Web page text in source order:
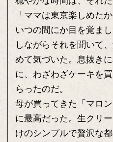
「ママは東京楽しめたか
いつの間にか目を覚ま
しながらそれを聞いて
めて気づいた。息抜き
に、わざわざケーキを
らったのだ。
母が買ってきた「マロ
に最高だった。生クリ
けのシンプルで贅沢な